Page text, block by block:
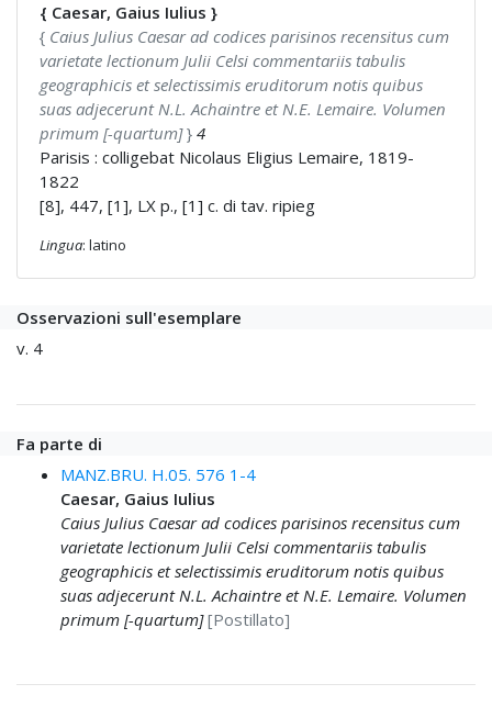
{ Caesar, Gaius Iulius }
{ Caius Julius Caesar ad codices parisinos recensitus cum
varietate lectionum Julii Celsi commentariis tabulis
geographicis et selectissimis eruditorum notis quibus
suas adjecerunt N.L. Achaintre et N.E. Lemaire. Volumen
primum [-quartum]} 4
Parisis : colligebat Nicolaus Eligius Lemaire, 1819-
1822
[8], 447, [1], LX p., [1] c. di tav. ripieg
Lingua: latino
Osservazioni sull'esemplare
v. 4
Fa parte di
MANZ.BRU. H.05. 576 1-4
Caesar, Gaius Iulius
Caius Julius Caesar ad codices parisinos recensitus cum
varietate lectionum Julii Celsi commentariis tabulis
geographicis et selectissimis eruditorum notis quibus
suas adjecerunt N.L. Achaintre et N.E. Lemaire. Volumen
primum [-quartum] [Postillato]